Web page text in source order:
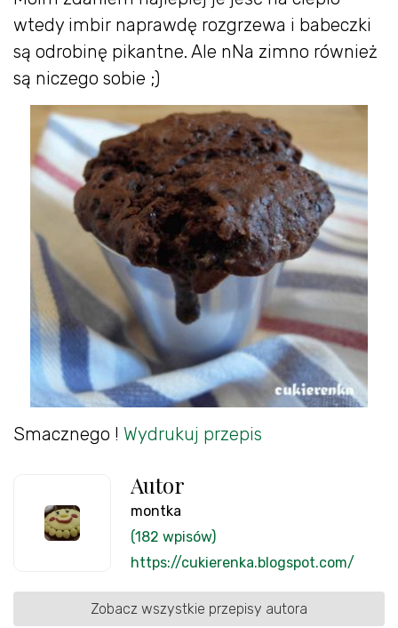
wtedy imbir naprawdę rozgrzewa i babeczki
są odrobinę pikantne. Ale nNa zimno również
są niczego sobie ;)
Smacznego ! Wydrukuj przepis
Autor
montka
(182 wpisów)
https://cukierenka.blogspot.com/
Zobacz wszystkie przepisy autora